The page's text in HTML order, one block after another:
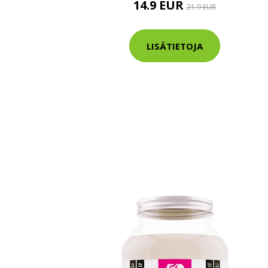
14.9 EUR 21.9 EUR
LISÄTIETOJA
hintaan.